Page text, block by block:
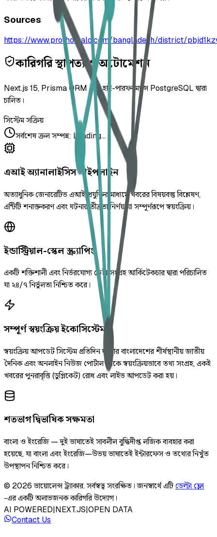
Sources
https://www.prothomalo.com/bangladesh/district/
কারিগরি স্থাপত্য ও অটোমেশন
Next.js 15, Prisma ORM এবং হাই-পারফরম্যান্স PostgreSQL দ্বারা
চালিত।
সিস্টেম সক্রিয়
সর্বশেষ ক্রল সম্পন্ন: Loading...
এআই অ্যানালাইসিস পাইপলাইন
অত্যাধুনিক জেনারেটিভ এআই প্রযুক্তির মাধ্যমে খবরের বিষয়বস্তু বিশ্লেষণ,
এন্টিটি শনাক্তকরণ এবং ঘটনার তীব্রতা নির্ণয় যা সম্পূর্ণরূপে স্বয়ংক্রিয়।
ইন্ডাস্ট্রিয়াল-স্কেল স্ক্র্যাপিং
একটি শক্তিশালী এবং নির্ভরযোগ্য ডেটা সংগ্রহ আর্কিটেকচার দ্বারা পরিচালিত
যা ২৪/৭ নির্ভুলতা নিশ্চিত করে।
সম্পূর্ণ স্বয়ংক্রিয় ইকোসিস্টেম
স্বয়ংক্রিয় আপডেট সিস্টেম প্রতিদিন দুইবার বাংলাদেশের শীর্ষস্থানীয় জাতীয়
দৈনিক এবং অনলাইন নিউজ পোর্টাল থেকে স্বয়ংক্রিয়ভাবে তথ্য সংগ্রহ, একই
খবরের পুনরাবৃত্তি (ডুপ্লিকেট) রোধ এবং লাইভ আপডেট করা হয়।
শতভাগ দ্বিভাষিক সক্ষমতা
বাংলা ও ইংরেজি — দুই ভাষাতেই সাবলীল বুদ্ধিদীপ্ত লজিক ব্যবহার করা
হয়েছে, যা বাংলা এবং ইংরেজি—উভয় ভাষাতেই ইন্টারফেস ও তথ্যের নিখুঁত
উপস্থাপন নিশ্চিত করে।
© 2026 ভায়োলেন্স ট্র্যাকার.সর্বস্বত্ব সংরক্ষিত। জনস্বার্থে এটিডেল্টা ফ্লো
-এর একটি অলাভজনক কারিগরি উদ্যোগ।
AI POWERED|NEXT.JS|OPEN DATA
Contact Us